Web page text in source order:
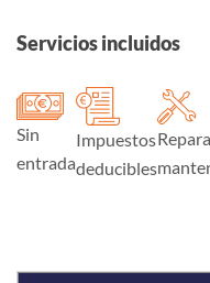
Servicios incluidos
Sin
entrada
Impuestos
deducibles